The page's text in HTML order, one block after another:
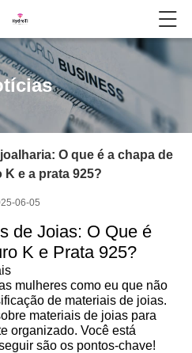
O que é a chapa de
e a prata 925?
06-05
de Joias: O Que é
K e Prata 925?
mulheres como eu que não
de materiais de joias.
materiais de joias para
organizado. Você está
são os pontos-chave!